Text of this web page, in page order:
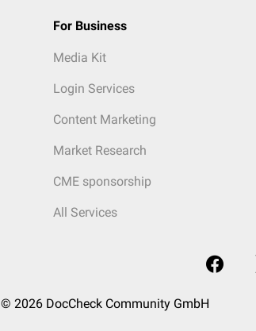
For Business
Media Kit
Login Services
Content Marketing
Market Research
CME sponsorship
All Services
© 2026 DocCheck Community GmbH